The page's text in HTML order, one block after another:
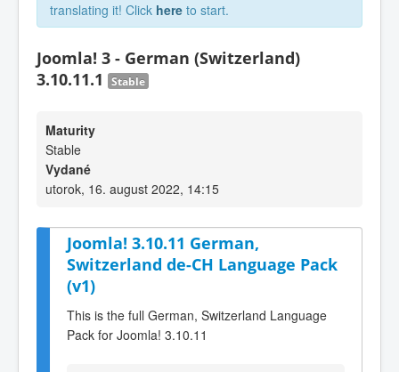
translating it! Click here to start.
Joomla! 3 - German (Switzerland)
3.10.11.1
Stable
Maturity
Stable
Vydané
utorok, 16. august 2022, 14:15
Joomla! 3.10.11 German,
Switzerland de-CH Language Pack
(v1)
This is the full German, Switzerland Language
Pack for Joomla! 3.10.11